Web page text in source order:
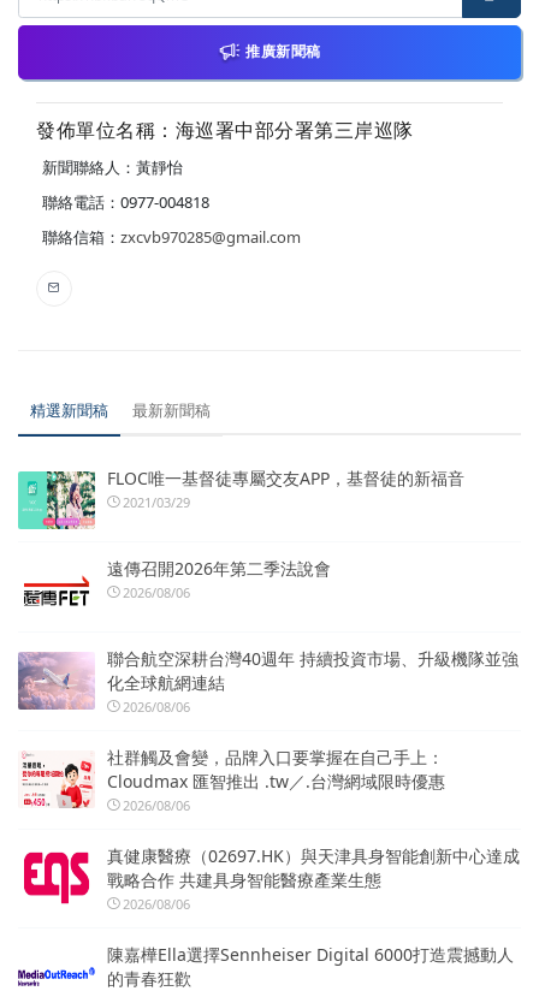
推廣新聞稿
發佈單位名稱：海巡署中部分署第三岸巡隊
新聞聯絡人：黃靜怡
聯絡電話：0977-004818
聯絡信箱： zxcvb970285@gmail.com
精選新聞稿 最新新聞稿
FLOC唯一基督徒專屬交友APP，基督徒的新福音
2021/03/29
遠傳召開2026年第二季法說會
2026/08/06
聯合航空深耕台灣40週年 持續投資市場、升級機隊並強
化全球航網連結
2026/08/06
社群觸及會變，品牌入口要掌握在自己手上：
Cloudmax 匯智推出 .tw／.台灣網域限時優惠
2026/08/06
真健康醫療（02697.HK）與天津具身智能創新中心達成
戰略合作 共建具身智能醫療產業生態
2026/08/06
陳嘉樺Ella選擇Sennheiser Digital 6000打造震撼動人
的青春狂歡